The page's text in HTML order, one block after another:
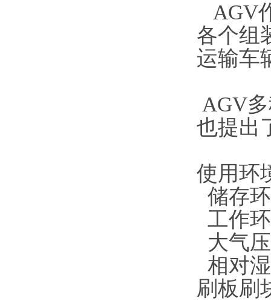
AGV
各个组
运输车
AGV
也提出
使用环
储存
工作
大气
相对
刷板刷